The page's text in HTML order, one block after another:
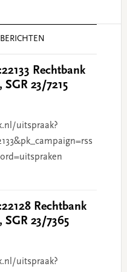
Rechtbank
23/7215
uitspraak?
Rechtbank
23/7365
uitspraak?